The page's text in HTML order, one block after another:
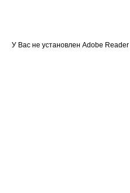
У Вас не установлен Adobe